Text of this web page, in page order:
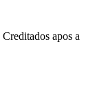
Creditados apos a